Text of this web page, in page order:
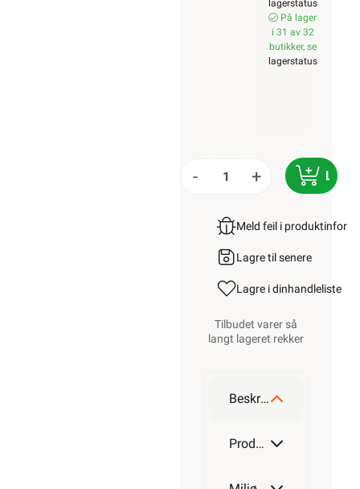
lagerstatus
På lager
i 31 av 32
butikker, se
lagerstatus
- +
Meld feil i
Lagre til senere
Lagre i dinhandleliste
Tilbudet varer så
langt lageret rekker
Beskrivelse
Produktdetaljer